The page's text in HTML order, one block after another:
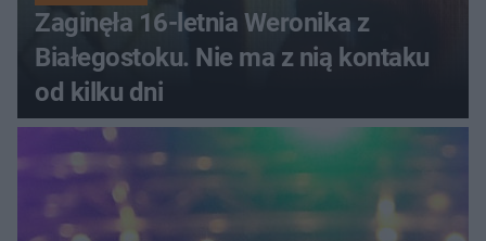
Zaginęła 16-letnia Weronika z
Białegostoku. Nie ma z nią kontaku
od kilku dni